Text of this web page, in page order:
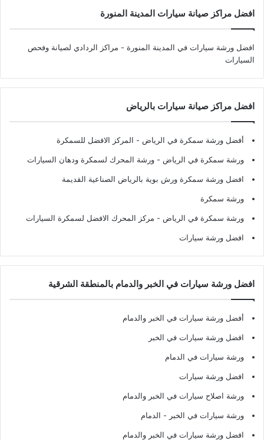
افضل مراكز صيانة سيارات المدينة المنورة
افضل ورشة سيارات في المدينة المنورة - مراكز الردادي لصيانة وفحص
السيارات
افضل مراكز صيانة سيارات بالرياض
أفضل ورشة سمكرة في الرياض - المركز الافضل للسمكرة
ورشة سمكرة في الرياض - ورشة المحرك لسمكرة ودهان السيارات
افضل ورشة سمكرة ورش بوية بالرياض الصناعية القديمة
ورشة سمكرة
ورشة سمكرة في الرياض - مركز المحرك الافضل لسمكرة السيارات
افضل ورشة سيارات
افضل ورشة سيارات في الخبر والدمام بالمنطقة الشرقية
أفضل ورشة سيارات في الخبر والدمام
افضل ورشة سيارات في الخبر
ورشة سيارات في الدمام
افضل ورشة سيارات
ورشة اصلاح سيارات في الخبر والدمام
ورشة سيارات في الخبر - الدمام
افضل ورشة سيارات في الخبر والدمام